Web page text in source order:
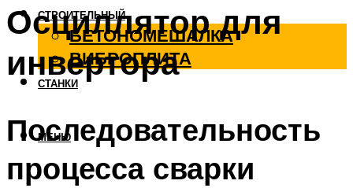
СТРОИТЕЛЬНЫЙ
БЕТОНОМЕШАЛКА
ВИБРОПЛИТА
СТАНКИ
МЕНЮ
Осциллятор для
инвертора
Последовательность
процесса сварки